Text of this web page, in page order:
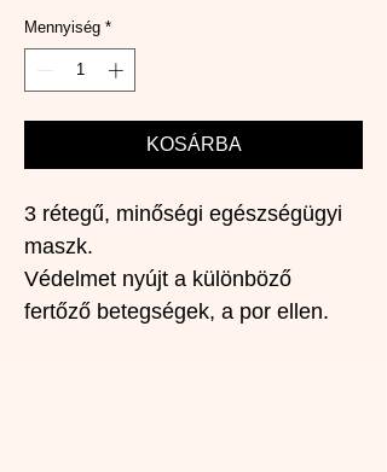
Mennyiség *
KOSÁRBA
3 rétegű, minőségi egészségügyi
maszk.
Védelmet nyújt a különböző
fertőző betegségek, a por ellen.